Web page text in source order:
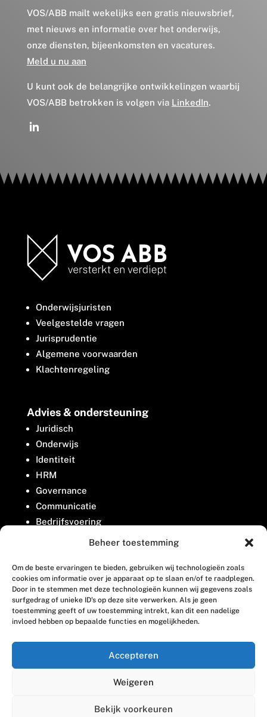
Beheer toestemming
Om de beste ervaringen te bieden, gebruiken wij technologieën zoals
cookies om informatie over je apparaat op te slaan en/of te raadplegen.
Door in te stemmen met deze technologieën kunnen wij gegevens zoals
surfgedrag of unieke ID's op deze site verwerken. Als je geen
toestemming geeft of uw toestemming intrekt, kan dit een nadelige
invloed hebben op bepaalde functies en mogelijkheden.
Accepteren
Weigeren
Bekijk voorkeuren
VOS/ABB mailt wekelijks een gratis nieuwsbrief,
met nieuws en informatie over het onderwijs,
onze diensten, bijeenkomsten en vacatures.
Meld u nu aan
U kunt ook de belangrijke ontwikkelingen waarbij
VOS/ABB betrokken is volgen via LinkedIn.
Onderwijsjuristen
Veelgestelde vragen
Jurisprudentie
Algemene voorwaarden
Klachtenregeling
Advies & ondersteuning
Juridisch
Onderwijs
Identiteit
HRM
Governance
Communicatie
Bedrijfsvoering
Belangenbehartiging
Contact
Houttuinlaan 8
3447 GM Woerden